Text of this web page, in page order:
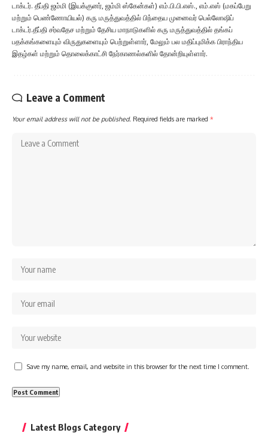
டாக்டர். தீப்தி ஜம்மி (இயக்குனர், ஜம்மி ஸ்கேன்கள்) எம்.பி.பி.எஸ்., எம்.எஸ் (மகப்பேறு
மற்றும் பெண்ணோயியல்) கரு மருத்துவத்தில் பிந்தைய முனைவர் பெல்லோஷிப்
டாக்டர்.தீப்தி சர்வதேச மற்றும் தேசிய மாநாடுகளில் கரு மருத்துவத்தில் தங்கப்
பதக்கங்களையும் விருதுகளையும் பெற்றுள்ளார், மேலும் பல மதிப்புமிக்க பிராந்திய
இதழ்கள் மற்றும் தொலைக்காட்சி நேர்காணல்களில் தோன்றியுள்ளார்.
Leave a Comment
Your email address will not be published. Required fields are marked *
Save my name, email, and website in this browser for the next time I comment.
Latest Blogs Category